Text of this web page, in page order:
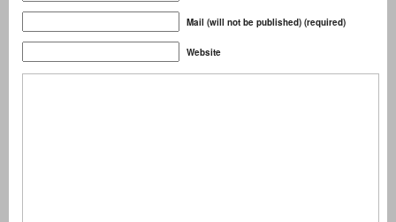
Mail (will not be published) (required)
Website